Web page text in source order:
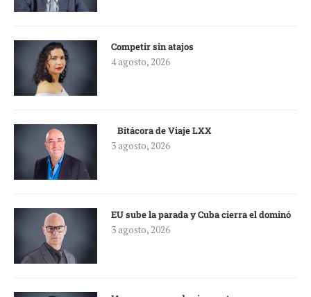
Competir sin atajos
4 agosto, 2026
Bitácora de Viaje LXX
3 agosto, 2026
EU sube la parada y Cuba cierra el dominó
3 agosto, 2026